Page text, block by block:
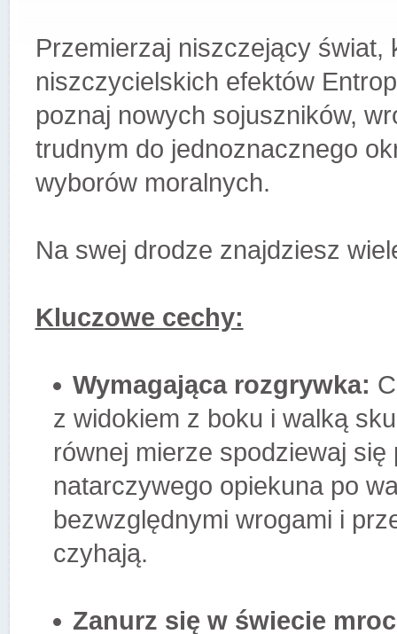
Przemierzaj niszczejący świat,
niszczycielskich efektów
poznaj nowych sojuszników,
trudnym do jednoznacznego
wyborów moralnych.
Na swej drodze znajdziesz
Kluczowe cechy:
Wymagająca rozgrywka:
z widokiem z boku i walką
równej mierze spodziewaj
natarczywego opiekuna po
bezwzględnymi wrogami i
czyhają.
Zanurz się w świecie